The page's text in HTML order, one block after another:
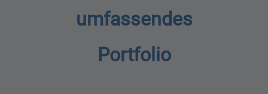
umfassendes
Portfolio